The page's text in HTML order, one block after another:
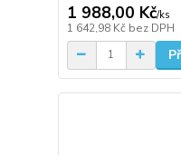
1 988,00 Kč/ks
1 642,98 Kč bez DPH